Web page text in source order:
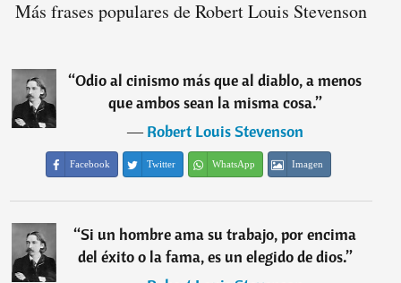
Más frases populares de Robert Louis Stevenson
“Odio al cinismo más que al diablo, a menos
que ambos sean la misma cosa.”
―Robert Louis Stevenson
Facebook Twitter WhatsApp Imagen
“Si un hombre ama su trabajo, por encima
del éxito o la fama, es un elegido de dios.”